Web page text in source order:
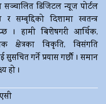
सञ्चालित डिजिटल न्यूज पोर्टल
दिशामा स्वतन्त्र
। हामी बिशेषगरी आर्थिक,
क्षेत्रका विकृति, विसंगति
गर्ने प्रयास गर्छौ । समान
हो ।